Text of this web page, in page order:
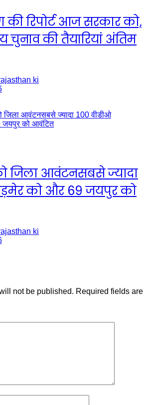
रिपोर्ट आज सरकार को,
चुनाव की तैयारियां अंतिम
ki
जिला आवंटनसबसे ज्यादा
को और 69 जयपुर को
ki
not be published. Required fields are